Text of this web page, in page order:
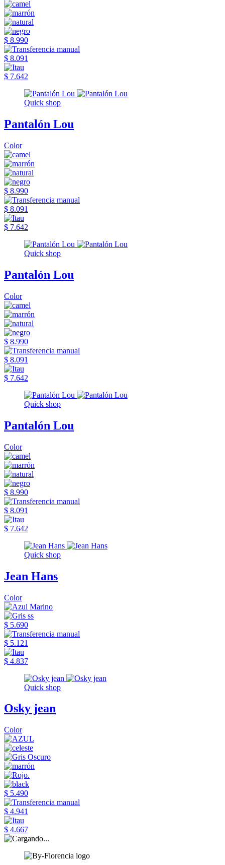
$ 8.990
$ 8.091
$ 7.642
Quick shop
Pantalón Lou
Color
$ 8.990
$ 8.091
$ 7.642
Quick shop
Pantalón Lou
Color
$ 8.990
$ 8.091
$ 7.642
Quick shop
Pantalón Lou
Color
$ 8.990
$ 8.091
$ 7.642
Quick shop
Jean Hans
Color
$ 5.690
$ 5.121
$ 4.837
Quick shop
Osky jean
Color
$ 5.490
$ 4.941
$ 4.667